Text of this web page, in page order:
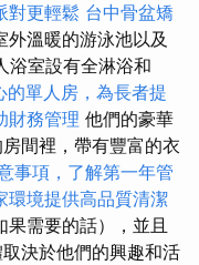
對更輕鬆 台中骨盆矯
溫暖的游泳池以及
浴室設有全淋浴和
的單人房，為長者提
財務管理 他們的豪華
間裡，帶有豐富的衣
事項，了解第一年管
環境提供高品質清潔
果需要的話），並且
決於他們的興趣和活